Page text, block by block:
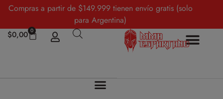
Compras a partir de $149.999 tienen envío gratis (solo
para Argentina)
$0,00 0